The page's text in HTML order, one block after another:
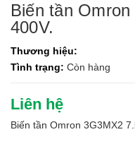
Biến tần
400V.
Thương hiệu:
Tình trạng: Còn hàng
Liên hệ
Biến tần Omron 3G3MX2